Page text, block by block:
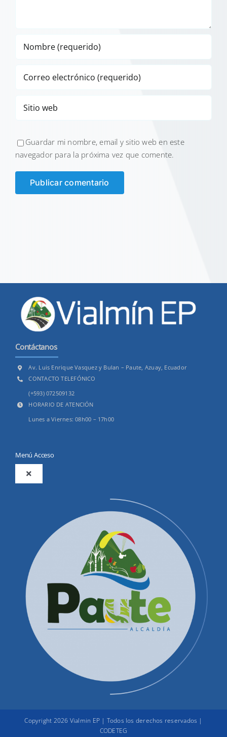
Guardar mi nombre, email y sitio web en este
navegador para la próxima vez que comente.
Contáctanos
Av. Luis Enrique Vasquez y Bulan – Paute, Azuay, Ecuador
CONTACTO TELEFÓNICO
(+593) 072509132
HORARIO DE ATENCIÓN
Lunes a Viernes: 08h00 – 17h00
Menú Acceso
Toggle
Productos y Servicios
Convocatorias Precalificación
Quienes Somos
Contactenos
Correos Electrónicos
Copyright 2026 Vialmin EP | Todos los derechos reservados |
CODETEG